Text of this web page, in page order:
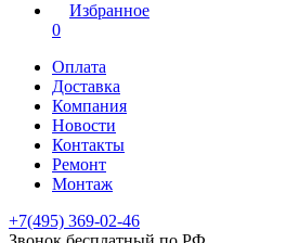
Избранное
0
Оплата
Доставка
Компания
Новости
Контакты
Ремонт
Монтаж
+7(495) 369-02-46